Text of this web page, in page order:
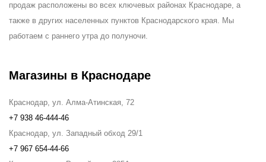
продаж расположены во всех ключевых районах Краснодаре, а
также в других населенных пунктов Краснодарского края. Мы
работаем с раннего утра до полуночи.
Магазины в Краснодаре
Краснодар, ул. Алма-Атинская, 72
+7 938 46-444-46
Краснодар, ул. Западный обход 29/1
+7 967 654-44-66